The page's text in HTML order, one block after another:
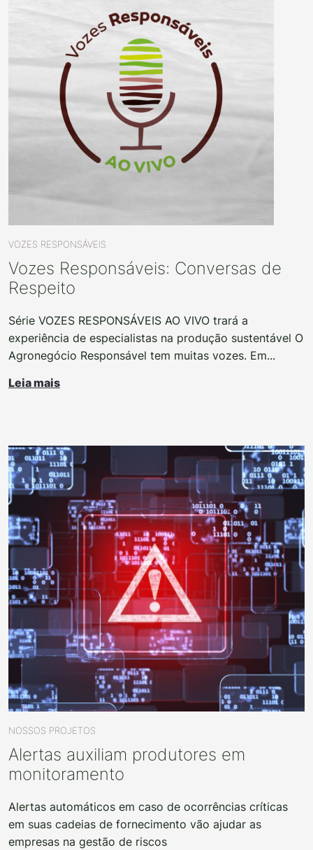
VOZES RESPONSÁVEIS
Vozes Responsáveis: Conversas de
Respeito
Série VOZES RESPONSÁVEIS AO VIVO trará a
experiência de especialistas na produção sustentável O
Agronegócio Responsável tem muitas vozes. Em...
Leia mais
NOSSOS PROJETOS
Alertas auxiliam produtores em
monitoramento
Alertas automáticos em caso de ocorrências críticas
em suas cadeias de fornecimento vão ajudar as
empresas na gestão de riscos